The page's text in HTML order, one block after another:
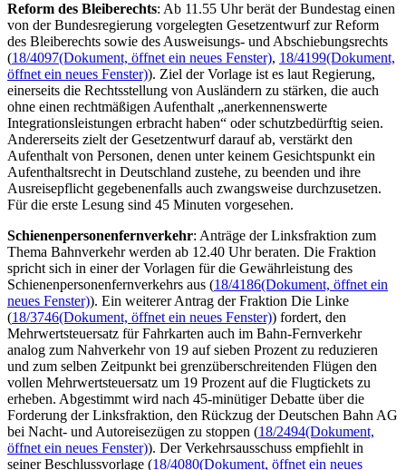
Reform des Bleiberechts: Ab 11.55 Uhr berät der Bundestag einen
von der Bundesregierung vorgelegten Gesetzentwurf zur Reform
des Bleiberechts sowie des Ausweisungs- und Abschiebungsrechts
(18/4097(Dokument, öffnet ein neues Fenster), 18/4199(Dokument,
öffnet ein neues Fenster)). Ziel der Vorlage ist es laut Regierung,
einerseits die Rechtsstellung von Ausländern zu stärken, die auch
ohne einen rechtmäßigen Aufenthalt „anerkennenswerte
Integrationsleistungen erbracht haben“ oder schutzbedürftig seien.
Andererseits zielt der Gesetzentwurf darauf ab, verstärkt den
Aufenthalt von Personen, denen unter keinem Gesichtspunkt ein
Aufenthaltsrecht in Deutschland zustehe, zu beenden und ihre
Ausreisepflicht gegebenenfalls auch zwangsweise durchzusetzen.
Für die erste Lesung sind 45 Minuten vorgesehen.
Schienenpersonenfernverkehr: Anträge der Linksfraktion zum
Thema Bahnverkehr werden ab 12.40 Uhr beraten. Die Fraktion
spricht sich in einer der Vorlagen für die Gewährleistung des
Schienenpersonenfernverkehrs aus (18/4186(Dokument, öffnet ein
neues Fenster)). Ein weiterer Antrag der Fraktion Die Linke
(18/3746(Dokument, öffnet ein neues Fenster)) fordert, den
Mehrwertsteuersatz für Fahrkarten auch im Bahn-Fernverkehr
analog zum Nahverkehr von 19 auf sieben Prozent zu reduzieren
und zum selben Zeitpunkt bei grenzüberschreitenden Flügen den
vollen Mehrwertsteuersatz um 19 Prozent auf die Flugtickets zu
erheben. Abgestimmt wird nach 45-minütiger Debatte über die
Forderung der Linksfraktion, den Rückzug der Deutschen Bahn AG
bei Nacht- und Autoreisezügen zu stoppen (18/2494(Dokument,
öffnet ein neues Fenster)). Der Verkehrsausschuss empfiehlt in
seiner Beschlussvorlage (18/4080(Dokument, öffnet ein neues